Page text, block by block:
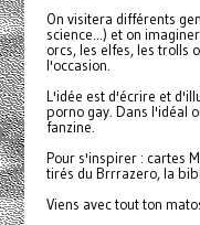
On visitera différents
science...) et on
orcs, les elfes, les trolls
l'occasion.
L'idée est d'écrire et
porno gay. Dans l'idéal
fanzine.
Pour s'inspirer : cartes
tirés du Brrrazero, la
Viens avec tout ton